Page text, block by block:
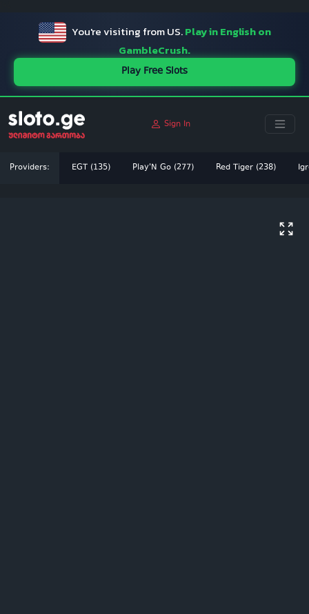
You're visiting from US.Play in English on
GambleCrush.
Play Free Slots
Sign In
Providers: EGT (135) Play'N Go (277) Red Tiger (238)